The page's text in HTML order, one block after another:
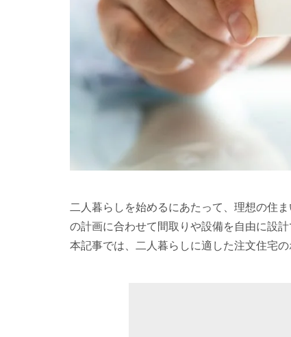
二人暮らしを始めるにあたって、理想の住
の計画に合わせて間取りや設備を自由に設
本記事では、二人暮らしに適した注文住宅